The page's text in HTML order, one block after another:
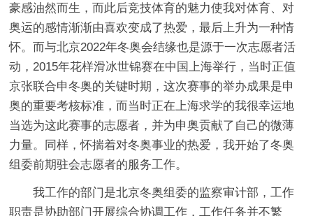
豪感油然而生，而此后竞技体育的魅力使我对体育、对
奥运的感情渐渐由喜欢变成了热爱，最后上升为一种情
怀。而与北京2022年冬奥会结缘也是源于一次志愿者活
动，2015年花样滑冰世锦赛在中国上海举行，当时正值
京张联合申冬奥的关键时期，这次赛事的举办成果是申
奥的重要考核标准，而当时正在上海求学的我很幸运地
当选为这此赛事的志愿者，并为申奥贡献了自己的微薄
力量。同样，怀揣着对冬奥事业的热爱，我开始了冬奥
组委前期驻会志愿者的服务工作。
我工作的部门是北京冬奥组委的监察审计部，工作
职责是协助部门开展综合协调工作，工作任务并不繁